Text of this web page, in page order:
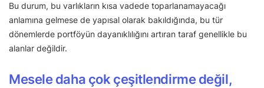
Bu durum, bu varlıkların kısa vadede toparlanamayacağı
anlamına gelmese de yapısal olarak bakıldığında, bu tür
dönemlerde portföyün dayanıklılığını artıran taraf genellikle bu
alanlar değildir.
Mesele daha çok çeşitlendirme değil,